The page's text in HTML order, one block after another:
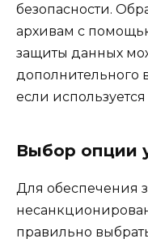
безопасности.
архивам с
защиты данных
дополнительного
если
Выбор опции
Для обеспечения
правильно